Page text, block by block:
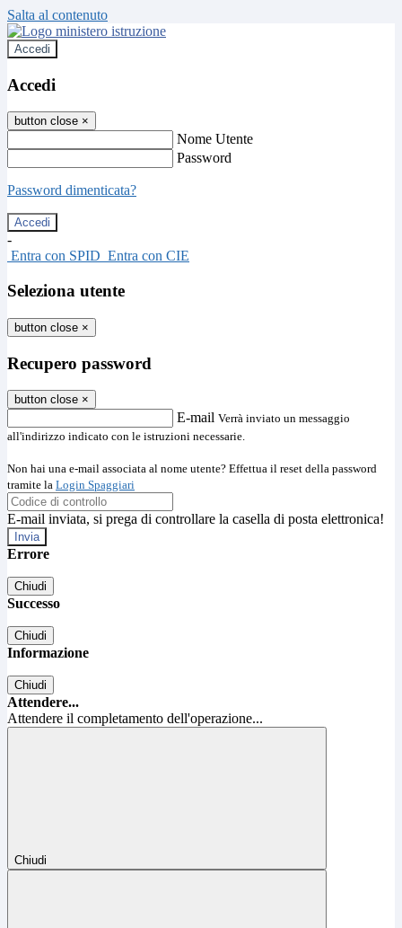
Salta al contenuto
Accedi
Accedi
button close ×
Nome Utente
Password
Password dimenticata?
-
Entra con SPID Entra con CIE
Seleziona utente
button close ×
Recupero password
button close ×
E-mail Verrà inviato un messaggio
all'indirizzo indicato con le istruzioni necessarie.
Non hai una e-mail associata al nome utente? Effettua il reset della password
tramite la Login Spaggiari
E-mail inviata, si prega di controllare la casella di posta elettronica!
Errore
Chiudi
Successo
Chiudi
Informazione
Chiudi
Attendere...
Attendere il completamento dell'operazione...
Chiudi